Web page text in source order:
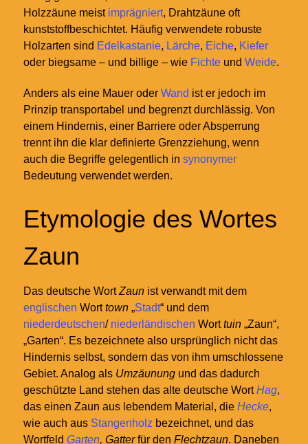
Holzzäune meist imprägniert, Drahtzäune oft
kunststoffbeschichtet. Häufig verwendete robuste
Holzarten sind Edelkastanie, Lärche, Eiche, Kiefer
oder biegsame – und billige – wie Fichte und Weide.
Anders als eine Mauer oder Wand ist er jedoch im
Prinzip transportabel und begrenzt durchlässig. Von
einem Hindernis, einer Barriere oder Absperrung
trennt ihn die klar definierte Grenzziehung, wenn
auch die Begriffe gelegentlich in synonymer
Bedeutung verwendet werden.
Etymologie des Wortes
Zaun
Das deutsche WortZaun ist verwandt mit dem
englischen Worttown „Stadt“ und dem
niederdeutschen/ niederländischen Worttuin „Zaun“,
„Garten“. Es bezeichnete also ursprünglich nicht das
Hindernis selbst, sondern das von ihm umschlossene
Gebiet. Analog als Umzäunung und das dadurch
geschützte Land stehen das alte deutsche WortHag,
das einen Zaun aus lebendem Material, die Hecke,
wie auch aus Stangenholz bezeichnet, und das
Wortfeld Garten, Gatterfür den Flechtzaun. Daneben